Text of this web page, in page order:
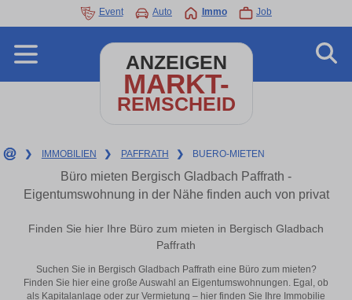
Event Auto Immo Job
ANZEIGEN
MARKT-
REMSCHEID
❯ IMMOBILIEN ❯ PAFFRATH ❯ BUERO-MIETEN
Büro mieten Bergisch Gladbach Paffrath -
Eigentumswohnung in der Nähe finden auch von privat
Finden Sie hier Ihre Büro zum mieten in Bergisch Gladbach
Paffrath
Suchen Sie in Bergisch Gladbach Paffrath eine Büro zum mieten?
Finden Sie hier eine große Auswahl an Eigentumswohnungen. Egal, ob
als Kapitalanlage oder zur Vermietung – hier finden Sie Ihre Immobilie